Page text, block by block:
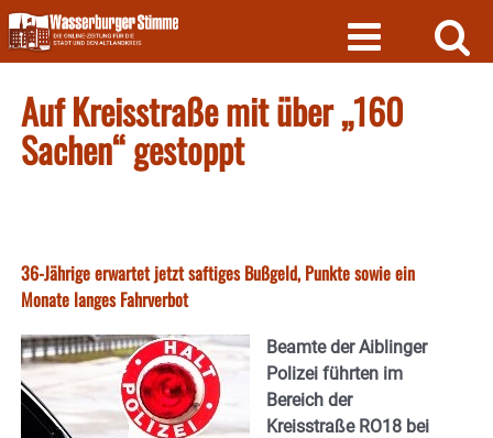
Skip
to
content
Auf Kreisstraße mit über „160
Sachen“ gestoppt
36-Jährige erwartet jetzt saftiges Bußgeld, Punkte sowie ein
Monate langes Fahrverbot
Beamte der Aiblinger
Polizei führten im
Bereich der
Kreisstraße RO18 bei